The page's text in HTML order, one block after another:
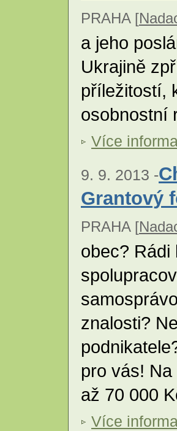
PRAHA [
a jeho
Ukrajině
příležitostí,
osobnostní
Více
9. 9. 2013 -
Grantový
PRAHA [
obec? Rádi
znalosti?
pro vás!
až 70 000
Více